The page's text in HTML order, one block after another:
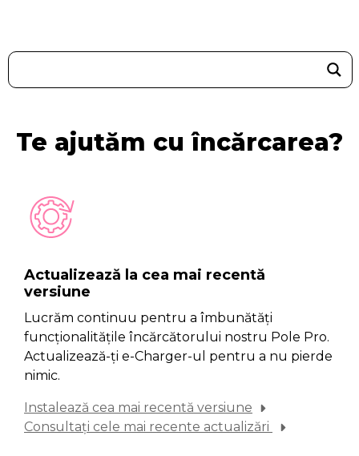
Te ajutăm cu încărcarea?
Actualizează la cea mai recentă
versiune
Lucrăm continuu pentru a îmbunătăți
funcționalitățile încărcătorului nostru Pole Pro.
Actualizează-ți e-Charger-ul pentru a nu pierde
nimic.
Instalează cea mai recentă versiune
Consultați cele mai recente actualizări